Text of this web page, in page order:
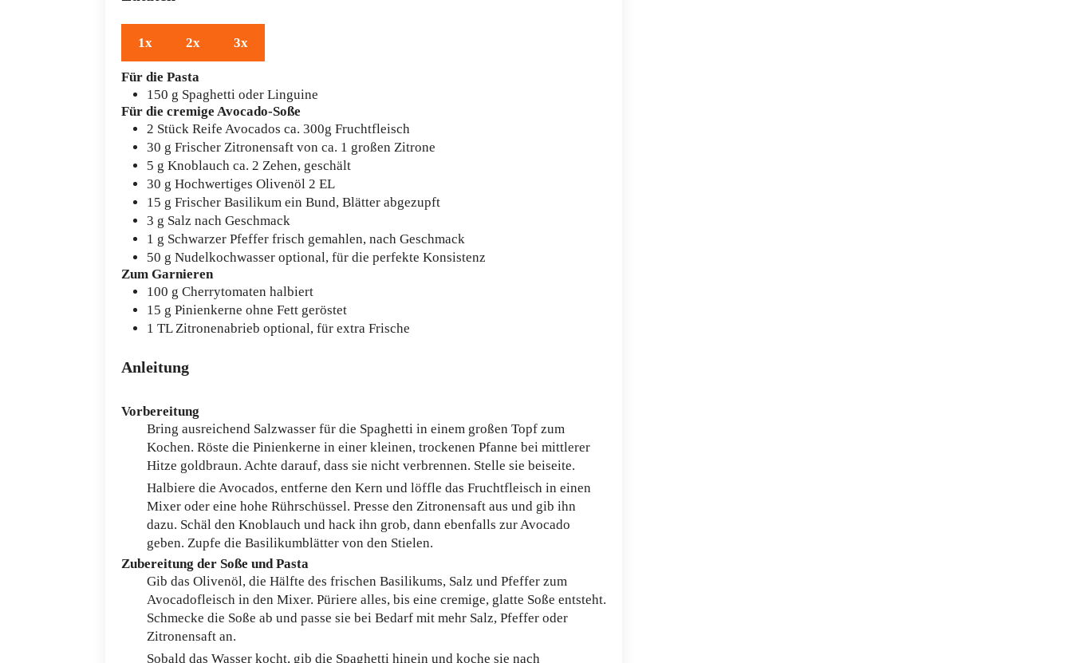
1x 2x 3x
Für die Pasta
150 g Spaghetti oder Linguine
Für die cremige Avocado-Soße
2 Stück Reife Avocados ca. 300g Fruchtfleisch
30 g Frischer Zitronensaft von ca. 1 großen Zitrone
5 g Knoblauch ca. 2 Zehen, geschält
30 g Hochwertiges Olivenöl 2 EL
15 g Frischer Basilikum ein Bund, Blätter abgezupft
3 g Salz nach Geschmack
1 g Schwarzer Pfeffer frisch gemahlen, nach Geschmack
50 g Nudelkochwasser optional, für die perfekte Konsistenz
Zum Garnieren
100 g Cherrytomaten halbiert
15 g Pinienkerne ohne Fett geröstet
1 TL Zitronenabrieb optional, für extra Frische
Anleitung
Vorbereitung
Bring ausreichend Salzwasser für die Spaghetti in einem großen Topf zum
Kochen. Röste die Pinienkerne in einer kleinen, trockenen Pfanne bei mittlerer
Hitze goldbraun. Achte darauf, dass sie nicht verbrennen. Stelle sie beiseite.
Halbiere die Avocados, entferne den Kern und löffle das Fruchtfleisch in einen
Mixer oder eine hohe Rührschüssel. Presse den Zitronensaft aus und gib ihn
dazu. Schäl den Knoblauch und hack ihn grob, dann ebenfalls zur Avocado
geben. Zupfe die Basilikumblätter von den Stielen.
Zubereitung der Soße und Pasta
Gib das Olivenöl, die Hälfte des frischen Basilikums, Salz und Pfeffer zum
Avocadofleisch in den Mixer. Püriere alles, bis eine cremige, glatte Soße entsteht.
Schmecke die Soße ab und passe sie bei Bedarf mit mehr Salz, Pfeffer oder
Zitronensaft an.
Sobald das Wasser kocht, gib die Spaghetti hinein und koche sie nach